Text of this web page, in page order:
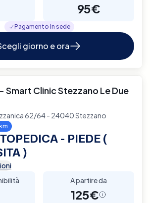
95€
Pagamento in sede
giorno e ora
Smart Clinic Stezzano Le Due
62/64 - 24040 Stezzano
- PIEDE (
)
A partire da
125€